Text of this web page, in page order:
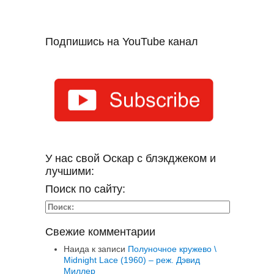
Подпишись на YouTube канал
У нас свой Оскар с блэкджеком и
лучшими:
Поиск по сайту:
Свежие комментарии
Наида к записи Полуночное кружево \
Midnight Lace (1960) – реж. Дэвид
Миллер